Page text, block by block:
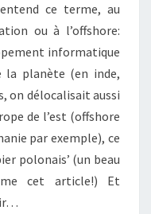
ce terme, au
ou à l’offshore:
informatique
la planète (en inde,
on délocalisait aussi
de l’est (offshore
par exemple), ce
polonais’ (un beau
cet article!) Et